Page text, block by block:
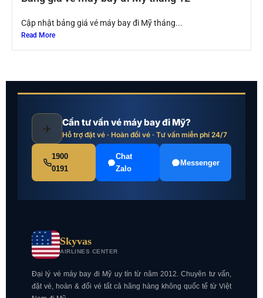
Cập nhật bảng giá vé máy bay đi Mỹ tháng...
Read More
✈ Cần tư vấn vé máy bay đi Mỹ?
Hỗ trợ đặt vé · Hoàn đổi vé · Tư vấn miễn phí 24/7
1900
0191
Chat
Zalo
Messenger
Skyvas
AIRLINES CENTER
Đại lý vé máy bay đi Mỹ uy tín từ năm 2012. Chuyên tư vấn,
đặt vé, hoàn & đổi vé tất cả hãng hàng không quốc tế từ Việt